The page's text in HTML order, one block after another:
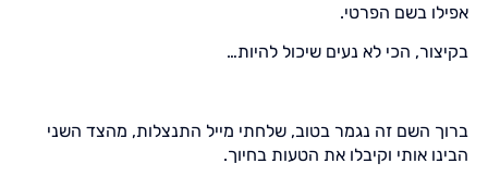
אפילו בשם הפרטי.
בקיצור, הכי לא נעים שיכול להיות…
ברוך השם זה נגמר בטוב, שלחתי מייל התנצלות, מהצד השני
הבינו אותי וקיבלו את הטעות בחיוך.